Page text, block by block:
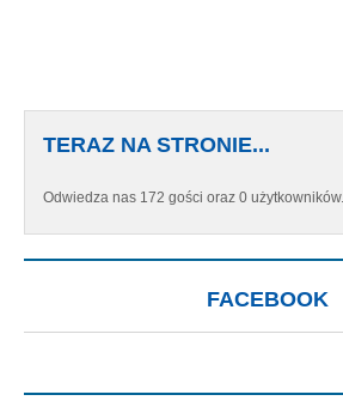
TERAZ NA STRONIE...
Odwiedza nas 172 gości oraz 0 użytkowników.
FACEBOOK